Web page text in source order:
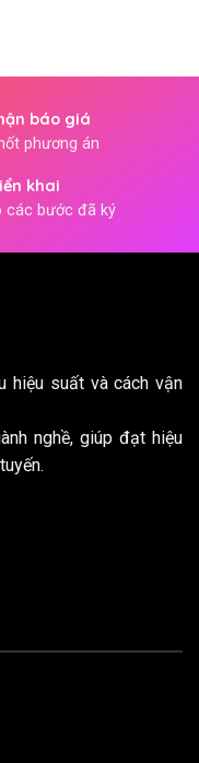
báo giá
phương án
khai
các bước đã ký
hiệu suất và cách vận
nghề, giúp đạt hiệu